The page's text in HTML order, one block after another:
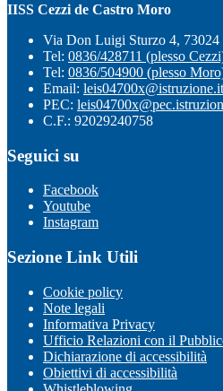
IISS Cezzi de Castro Moro
Via Don Luigi Sturzo 4,
Tel: 0836/428711 (plesso
Tel: 0836/504900 (plesso
Email: leis04700x@istruzione.it
PEC:
C.F.: 92029240758
Seguici su
Facebook
Youtube
Instagram
Sezione Link Utili
Cookie policy
Note legali
Informativa Privacy
Ufficio Relazioni con il
Dichiarazione di accessibilità
Obiettivi di accessibilità